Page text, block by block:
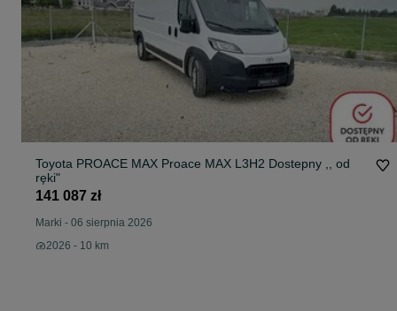
Toyota PROACE MAX Proace MAX L3H2 Dostepny ,, od
ręki"
141 087 zł
Marki - 06 sierpnia 2026
2026 - 10 km